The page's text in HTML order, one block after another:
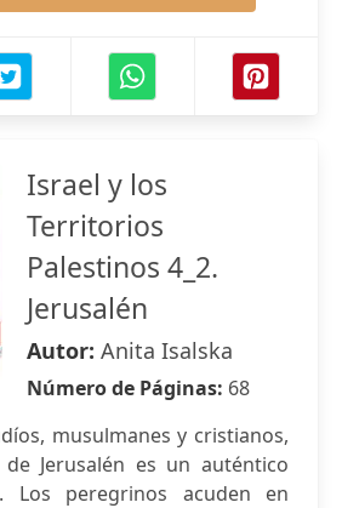
Israel y los
Territorios
Palestinos 4_2.
Jerusalén
Autor: Anita Isalska
Número de Páginas: 68
musulmanes y cristianos,
Jerusalén es un auténtico
Los peregrinos acuden en